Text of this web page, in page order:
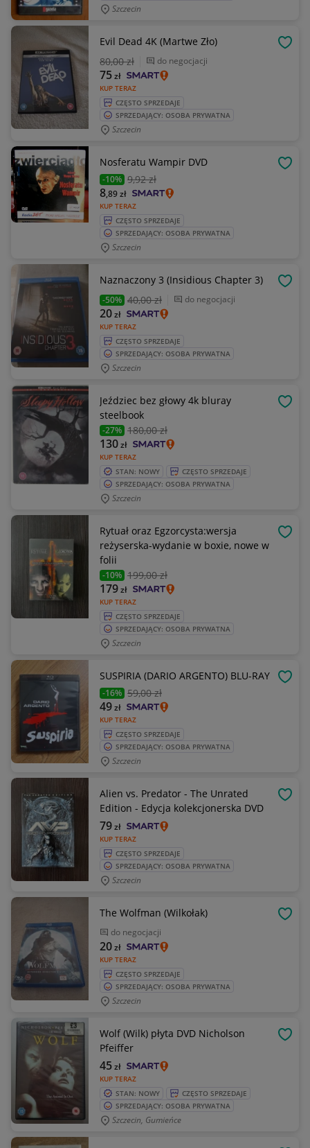
Szczecin
Evil Dead 4K (Martwe Zło)
80,00 zł do negocjacji
KUP TERAZ
75zł
CZĘSTO SPRZEDAJE
SPRZEDAJĄCY: OSOBA PRYWATNA
Szczecin
Nosferatu Wampir DVD
-10% 9,92 zł
KUP TERAZ
8,89zł
CZĘSTO SPRZEDAJE
SPRZEDAJĄCY: OSOBA PRYWATNA
Szczecin
Naznaczony 3 (Insidious Chapter 3)
-50% 40,00 zł do negocjacji
KUP TERAZ
20zł
CZĘSTO SPRZEDAJE
SPRZEDAJĄCY: OSOBA PRYWATNA
Szczecin
Jeździec bez głowy 4k bluray
steelbook
-27% 180,00 zł
KUP TERAZ
130zł
STAN: NOWY
CZĘSTO SPRZEDAJE
SPRZEDAJĄCY: OSOBA PRYWATNA
Szczecin
Rytuał oraz Egzorcysta:wersja
reżyserska-wydanie w boxie, nowe w
folii
-10% 199,00 zł
KUP TERAZ
179zł
CZĘSTO SPRZEDAJE
SPRZEDAJĄCY: OSOBA PRYWATNA
Szczecin
SUSPIRIA (DARIO ARGENTO) BLU-RAY
-16% 59,00 zł
KUP TERAZ
49zł
CZĘSTO SPRZEDAJE
SPRZEDAJĄCY: OSOBA PRYWATNA
Szczecin
Alien vs. Predator - The Unrated
Edition - Edycja kolekcjonerska DVD
KUP TERAZ
79zł
CZĘSTO SPRZEDAJE
SPRZEDAJĄCY: OSOBA PRYWATNA
Szczecin
The Wolfman (Wilkołak)
do negocjacji
KUP TERAZ
20zł
CZĘSTO SPRZEDAJE
SPRZEDAJĄCY: OSOBA PRYWATNA
Szczecin
Wolf (Wilk) płyta DVD Nicholson
Pfeiffer
KUP TERAZ
45zł
STAN: NOWY
CZĘSTO SPRZEDAJE
SPRZEDAJĄCY: OSOBA PRYWATNA
Szczecin, Gumieńce